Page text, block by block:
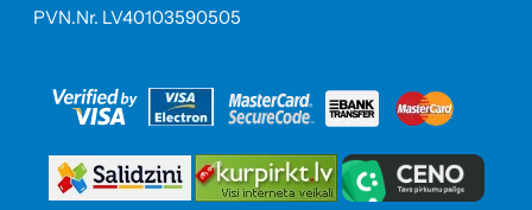
PVN.Nr. LV40103590505